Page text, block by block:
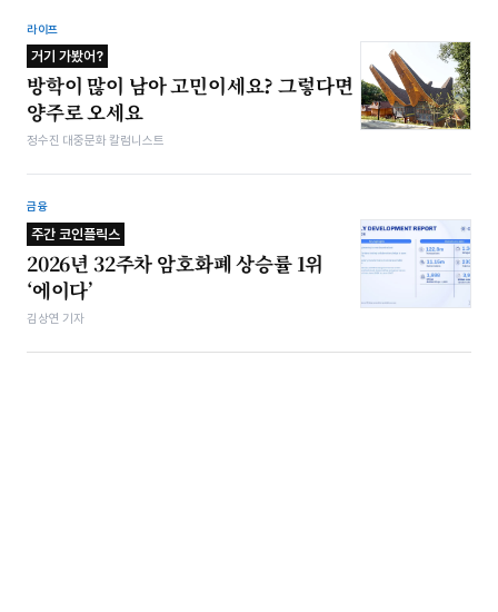
라이프
거기 가봤어?
방학이 많이 남아 고민이세요? 그렇다면
양주로 오세요
정수진 대중문화 칼럼니스트
금융
주간 코인플릭스
2026년 32주차 암호화폐 상승률 1위
‘에이다’
김상연 기자